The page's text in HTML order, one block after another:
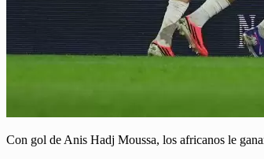
Con gol de Anis Hadj Moussa, los africanos le